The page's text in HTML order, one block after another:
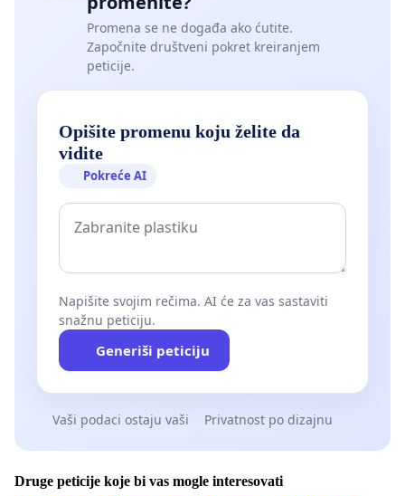
Promena se ne događa ako ćutite.
Započnite društveni pokret kreiranjem
peticije.
Opišite promenu koju želite da
vidite
Pokreće AI
Napišite svojim rečima. AI će za vas sastaviti
snažnu peticiju.
Generiši peticiju
Vaši podaci ostaju vaši Privatnost po dizajnu
Druge peticije koje bi vas mogle interesovati